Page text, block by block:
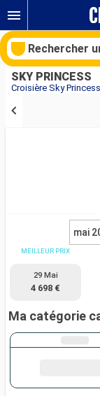
SKY PRINCESS
mai
MEILLEUR PRIX
29 Mai
4 698 €
Ma catégorie
Rechercher